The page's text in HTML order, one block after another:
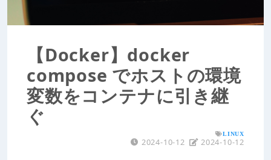
【Docker】docker
compose でホストの環境
変数をコンテナに引き継
ぐ
LINUX
2024-10-12 2024-10-12